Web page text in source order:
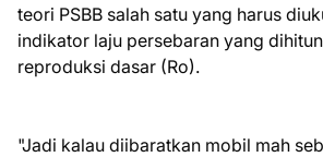
teori PSBB salah satu yang harus
indikator laju persebaran yang
reproduksi dasar (Ro).
"Jadi kalau diibaratkan mobil mah